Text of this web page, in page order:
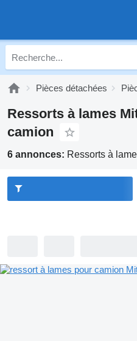
Pièces détachées
Ressorts à lames
camion
6 annonces: Ressorts à